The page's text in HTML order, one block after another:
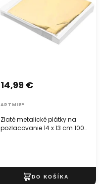
Zlaté metalické plátky na
pozlacovanie 14 x 13 cm 100
14,99 €
ARTMIE®